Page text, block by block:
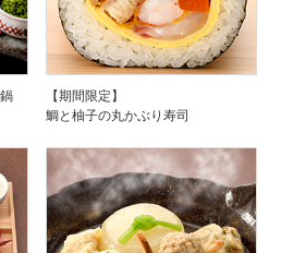
【期間限定】
鯛と柚子の丸かぶり寿司